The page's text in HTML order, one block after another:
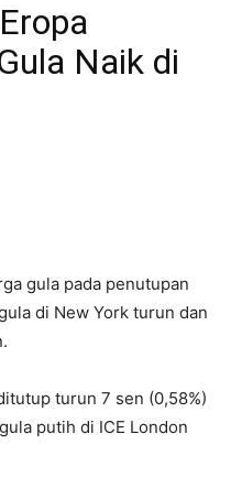
Naik di
gula pada penutupan
di New York turun dan
turun 7 sen (0,58%)
putih di ICE London